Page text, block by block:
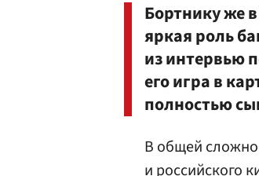
Бортнику же
яркая роль
из интервью
его игра в
полностью
В общей
и российского